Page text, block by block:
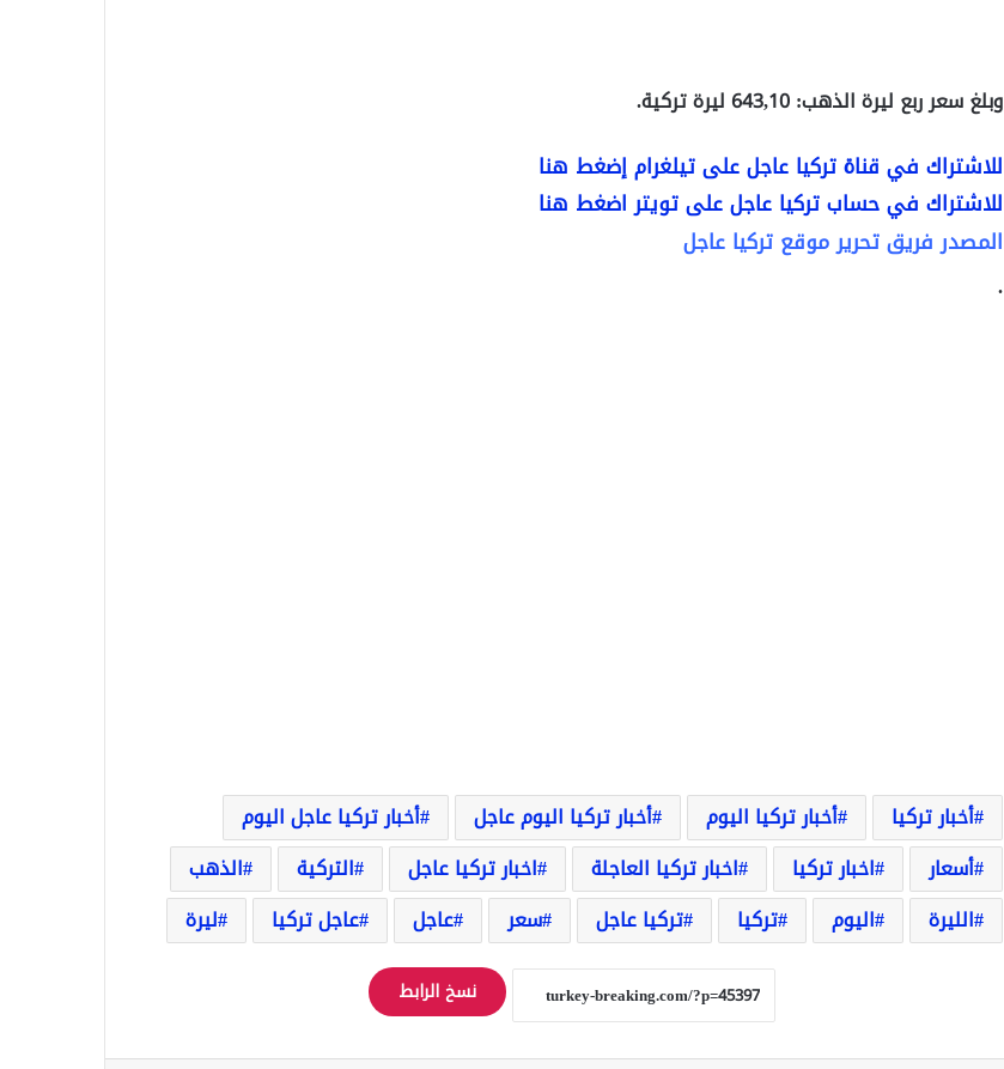
وبلغ سعر ربع ليرة الذهب: 643,10 ليرة تركية.
للاشتراك في قناة تركيا عاجل على تيلغرام إضغط هنا
للاشتراك في حساب تركيا عاجل على تويتر اضغط هنا
المصدر فريق تحرير موقع تركيا عاجل
.
أخبار تركيا أخبار تركيا اليوم أخبار تركيا اليوم عاجل
أخبار تركيا عاجل اليوم
أسعار
اخبار تركيا اخبار تركيا العاجلة اخبار تركيا عاجل التركية
الذهب
الليرة
اليوم تركيا تركيا عاجل سعر عاجل عاجل تركيا ليرة
نسخ الرابط